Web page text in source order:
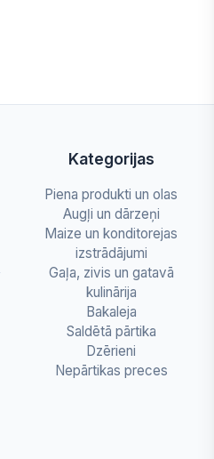
Kategorijas
Piena produkti un olas
Augļi un dārzeņi
Maize un konditorejas
izstrādājumi
Gaļa, zivis un gatavā
kulinārija
Bakaleja
Saldētā pārtika
Dzērieni
Nepārtikas preces